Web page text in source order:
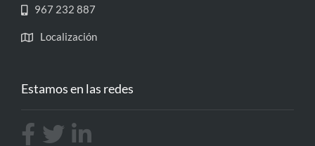
967 232 887
Localización
Estamos en las redes